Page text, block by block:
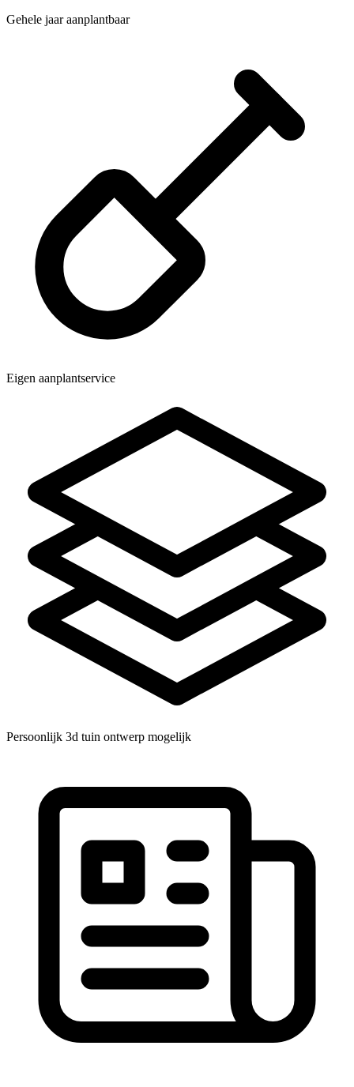
Gehele jaar aanplantbaar
Eigen aanplantservice
Persoonlijk 3d tuin ontwerp mogelijk